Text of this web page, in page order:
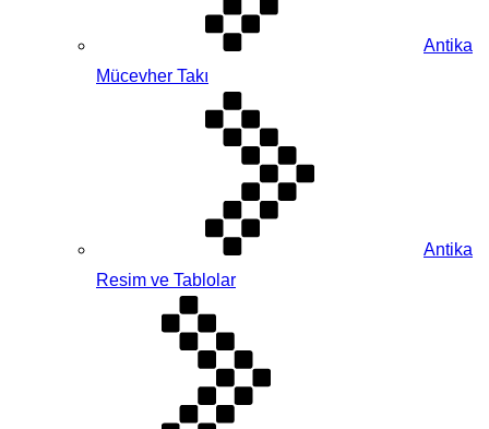
Antika
Mücevher Takı
Antika
Resim ve Tablolar